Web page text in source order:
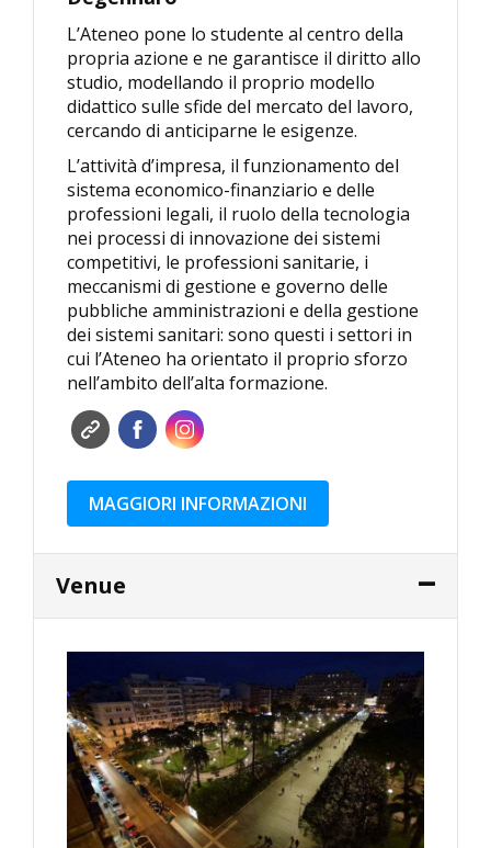
L’Ateneo pone lo studente al centro della
propria azione e ne garantisce il diritto allo
studio, modellando il proprio modello
didattico sulle sfide del mercato del lavoro,
cercando di anticiparne le esigenze.
L’attività d’impresa, il funzionamento del
sistema economico-finanziario e delle
professioni legali, il ruolo della tecnologia
nei processi di innovazione dei sistemi
competitivi, le professioni sanitarie, i
meccanismi di gestione e governo delle
pubbliche amministrazioni e della gestione
dei sistemi sanitari: sono questi i settori in
cui l’Ateneo ha orientato il proprio sforzo
nell’ambito dell’alta formazione.
MAGGIORI INFORMAZIONI
Venue